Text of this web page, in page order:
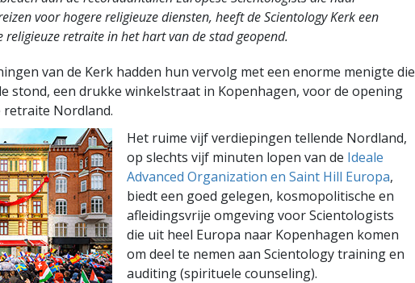
voor hogere religieuze diensten, heeft de Scientology Kerk een
religieuze retraite in het hart van de stad geopend.
van de Kerk hadden hun vervolg met een enorme menigte die
stond, een drukke winkelstraat in Kopenhagen, voor de opening
retraite Nordland.
Het ruime vijf verdiepingen tellende Nordland,
op slechts vijf minuten lopen van de Ideale
Advanced Organization en Saint Hill Europa,
biedt een goed gelegen, kosmopolitische en
afleidingsvrije omgeving voor Scientologists
die uit heel Europa naar Kopenhagen komen
om deel te nemen aan Scientology training en
auditing (spirituele counseling).